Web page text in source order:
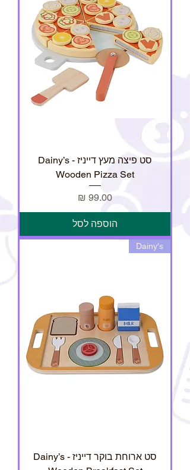
סט פיצה מעץ דייניז - Dainy’s
Wooden Pizza Set
מחיר
הוספה לסל
Dainy's
סט ארוחת בוקר דייניז - Dainy’s